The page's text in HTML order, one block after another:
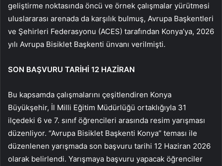
geliştirme noktasında öncü ve örnek çalışmalar yürütmesi
uluslararası arenada da karşılık bulmuş, Avrupa Başkentleri
ve Şehirleri Federasyonu (ACES) tarafından Konya’ya, 2026
yılı Avrupa Bisiklet Başkenti ünvanı verilmişti.
SON BAŞVURU TARİHİ 12 HAZİRAN
Bu kapsamda çalışmalarını çeşitlendiren Konya
Büyükşehir, İl Milli Eğitim Müdürlüğü ortaklığıyla 31
ilçedeki 6 ve 7. sınıf öğrencileri arasında resim yarışması
düzenliyor. “Avrupa Bisiklet Başkenti Konya” teması ile
düzenlenen yarışmada son başvuru tarihi 12 Haziran 2026
olarak belirlendi. Yarışmaya başvuru yapacak öğrenciler